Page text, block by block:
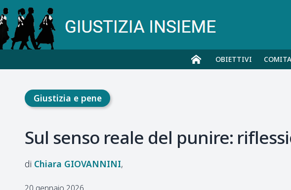
OBIETTIVI
Giustizia e pene
Sul senso reale del punire:
Chiara GIOVANNINI